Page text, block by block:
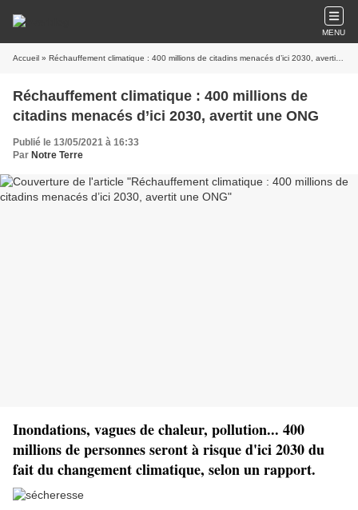
MENU
Accueil » Réchauffement climatique : 400 millions de citadins menacés d’ici 2030, avertit une ONG
Réchauffement climatique : 400 millions de
citadins menacés d’ici 2030, avertit une ONG
Publié le 13/05/2021 à 16:33
Par Notre Terre
Inondations, vagues de chaleur, pollution... 400
millions de personnes seront à risque d'ici 2030 du
fait du changement climatique, selon un rapport.